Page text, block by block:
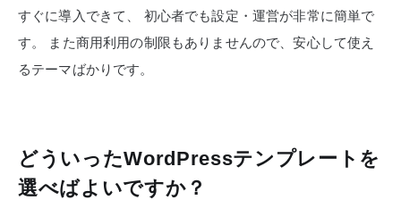
すぐに導入できて、
初心者でも設定・運営が非常に簡単で
す。
また商用利用の制限もありませんので、安心して使え
るテーマばかりです。
どういったWordPressテンプレートを
選べばよいですか？